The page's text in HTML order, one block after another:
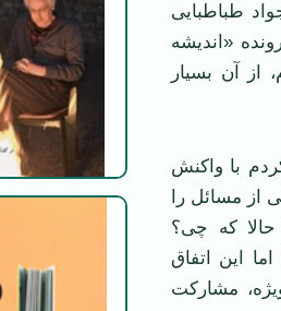
طباطبایی
«اندیشه
کردم، از آن بسیار
با واکنش
از مسائل را
که چی؟
این اتفاق
مشارکت